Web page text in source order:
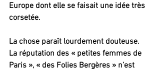
Europe dont elle se faisait une idée très
corsetée.
La chose paraît lourdement douteuse.
La réputation des « petites femmes de
Paris », « des Folies Bergères » n’est